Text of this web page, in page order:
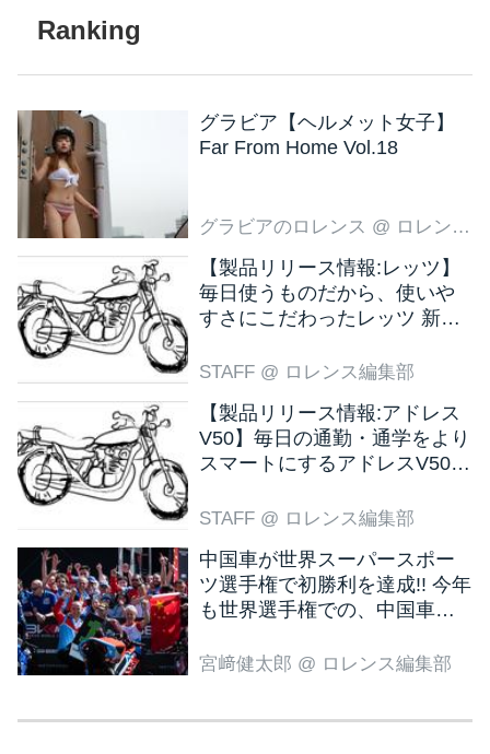
グラビア【ヘルメット女子】
Far From Home Vol.18
グラビアのロレンス @ ロレンス編集部
【製品リリース情報:レッツ】
毎日使うものだから、使いや
すさにこだわったレッツ 新色
STAFF @ ロレンス編集部
【製品リリース情報:アドレス
V50】毎日の通勤・通学をより
スマートにするアドレスV50
STAFF @ ロレンス編集部
中国車が世界スーパースポー
ツ選手権で初勝利を達成!! 今年
も世界選手権での、中国車の
宮﨑健太郎 @ ロレンス編集部